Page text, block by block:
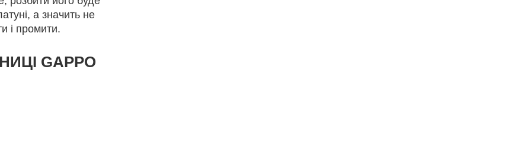
а значить не
і промити.
GAPPO